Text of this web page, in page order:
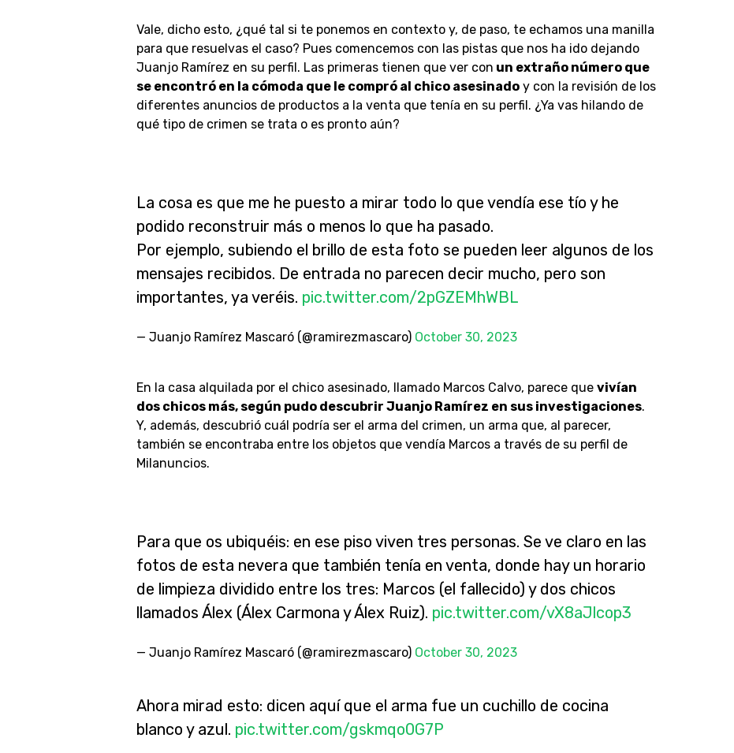
Vale, dicho esto, ¿qué tal si te ponemos en contexto y, de paso, te echamos una manilla
para que resuelvas el caso? Pues comencemos con las pistas que nos ha ido dejando
Juanjo Ramírez en su perfil. Las primeras tienen que ver con un extraño número que
se encontró en la cómoda que le compró al chico asesinadoy con la revisión de los
diferentes anuncios de productos a la venta que tenía en su perfil. ¿Ya vas hilando de
qué tipo de crimen se trata o es pronto aún?
La cosa es que me he puesto a mirar todo lo que vendía ese tío y he
podido reconstruir más o menos lo que ha pasado.
Por ejemplo, subiendo el brillo de esta foto se pueden leer algunos de los
mensajes recibidos. De entrada no parecen decir mucho, pero son
importantes, ya veréis. pic.twitter.com/2pGZEMhWBL
— Juanjo Ramírez Mascaró (@ramirezmascaro) October 30, 2023
En la casa alquilada por el chico asesinado, llamado Marcos Calvo, parece que vivían
dos chicos más, según pudo descubrir Juanjo Ramírez en sus investigaciones.
Y, además, descubrió cuál podría ser el arma del crimen, un arma que, al parecer,
también se encontraba entre los objetos que vendía Marcos a través de su perfil de
Milanuncios.
Para que os ubiquéis: en ese piso viven tres personas. Se ve claro en las
fotos de esta nevera que también tenía en venta, donde hay un horario
de limpieza dividido entre los tres: Marcos (el fallecido) y dos chicos
llamados Álex (Álex Carmona y Álex Ruiz). pic.twitter.com/vX8aJlcop3
— Juanjo Ramírez Mascaró (@ramirezmascaro) October 30, 2023
Ahora mirad esto: dicen aquí que el arma fue un cuchillo de cocina
blanco y azul. pic.twitter.com/gskmqo0G7P